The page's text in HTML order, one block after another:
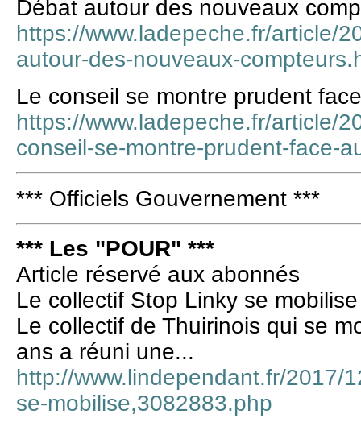
Débat autour des nouveaux
https://www.ladepeche.fr/article/
autour-des-nouveaux-
Le conseil se montre prudent
https://www.ladepeche.fr/article/
conseil-se-montre-prudent-face-
*** Officiels Gouvernement ***
*** Les "POUR" ***
Article réservé aux abonnés
Le collectif Stop Linky se mobilise
Le collectif de Thuirinois qui se
ans a réuni une...
http://www.lindependant.fr/2017/
se-mobilise,3082883.php